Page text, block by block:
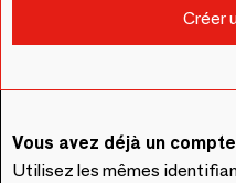
Vous avez déjà un
Utilisez les mêmes